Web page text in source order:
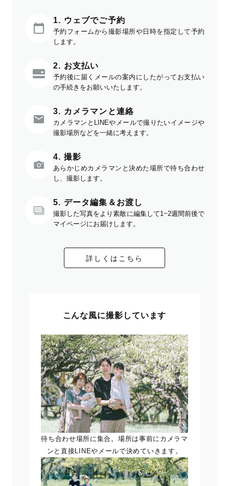
1. ウェブでご予約
予約フォームから撮影場所や日時を指定して予約
します。
2. お支払い
予約後に届くメールの案内にしたがってお支払い
の手続きをお願いいたします。
3. カメラマンと連絡
カメラマンとLINEやメールで撮りたいイメージや
撮影場所などを一緒に考えます。
4. 撮影
あらかじめカメラマンと決めた場所で待ち合わせ
し、撮影します。
5. データ編集＆お渡し
撮影した写真をより素敵に編集して1~2週間前後で
マイページにお届けします。
詳しくはこちら
こんな風に撮影しています
待ち合わせ場所に集合。場所は事前にカメラマ
ンと直接LINEやメールで決めていきます。